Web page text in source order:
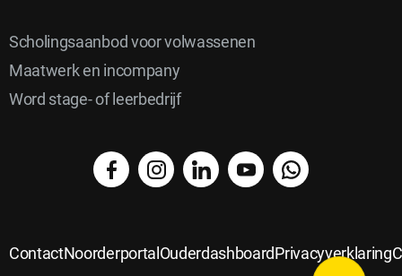
email
Twitter
op
op
Delen
Scholingsaanbod voor volwassenen
Maatwerk en incompany
Word stage- of leerbedrijf
facebookinstagramlinkedinYouTubeWhatsApp
ContactNoorderportal OuderdashboardPrivacyverklaring